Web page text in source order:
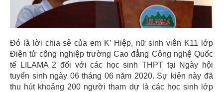
Đó là lời chia sẻ của em K’ Hiệp, nữ sinh viên K11 lớp
Điện tử công nghiệp trường Cao đẳng Công nghệ Quốc
tế LILAMA 2 đối với các học sinh THPT tại Ngày hội
tuyển sinh ngày 06 tháng 06 năm 2020. Sự kiện này đã
thu hút khoảng 200 người tham dự là các học sinh lớp